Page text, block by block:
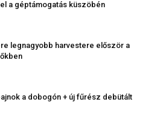
a géptámogatás küszöbén
legnagyobb harvestere először a
a dobogón + új fűrész debütált